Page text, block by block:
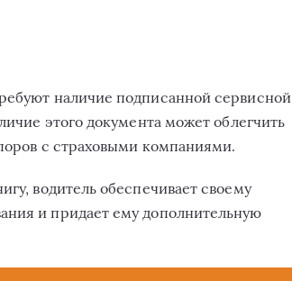
наличие подписанной сервисной
этого документа может облегчить
с страховыми компаниями.
водитель обеспечивает своему
и придает ему дополнительную